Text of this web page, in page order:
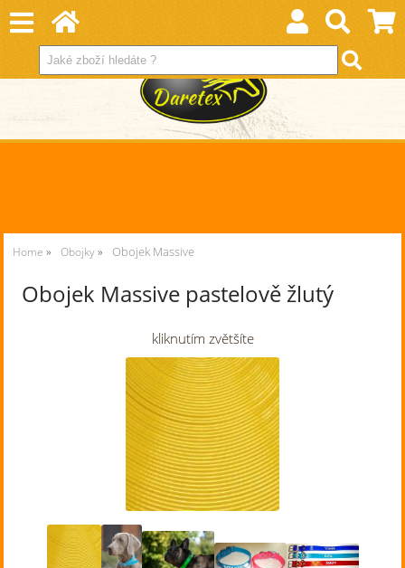
Home Obojky Obojek Massive
Obojek Massive pastelově žlutý
kliknutím zvětšíte